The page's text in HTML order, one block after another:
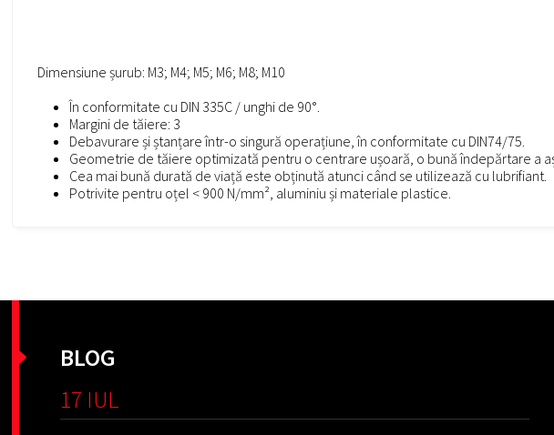
Dimensiune șurub: M3; M4; M5; M6; M8; M10
În conformitate cu DIN 335C / unghi de 90°.
Margini de tăiere: 3
Debavurare și ștanțare într-o singură operațiune, în conformitate cu DIN74/75.
Geometrie de tăiere optimizată pentru o centrare ușoară, o bună îndepărtare a
Cea mai bună durată de viață este obținută atunci când se utilizează cu lubrifiant.
Potrivite pentru oțel < 900 N/mm², aluminiu și materiale plastice.
BLOG
17 IUL